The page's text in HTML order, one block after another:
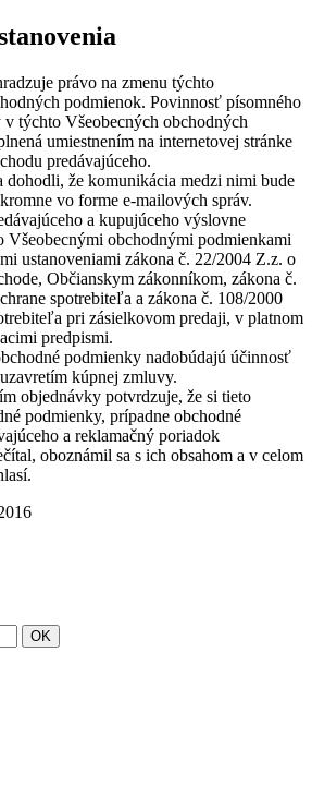
právo na zmenu týchto
podmienok. Povinnosť písomného
v týchto Všeobecných obchodných
umiestnením na internetovej stránke
predávajúceho.
dohodli, že komunikácia medzi nimi bude
vo forme e-mailových správ.
a kupujúceho výslovne
Všeobecnými obchodnými podmienkami
ustanoveniami zákona č. 22/2004 Z.z. o
Občianskym zákonníkom, zákona č.
spotrebiteľa a zákona č. 108/2000
pri zásielkovom predaji, v platnom
predpismi.
podmienky nadobúdajú účinnosť
kúpnej zmluvy.
objednávky potvrdzuje, že si tieto
podmienky, prípadne obchodné
a reklamačný poriadok
oboznámil sa s ich obsahom a v celom
OK